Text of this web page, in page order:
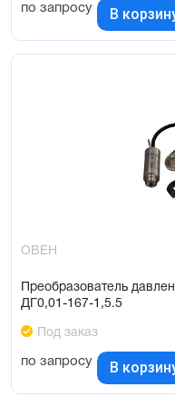
по запросу В
ОВЕН
Преобразователь
ДГ0,01-167-1,5.5
Под заказ
по запросу В